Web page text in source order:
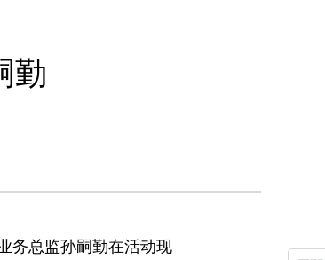
勤
务总监孙嗣勤在活动现